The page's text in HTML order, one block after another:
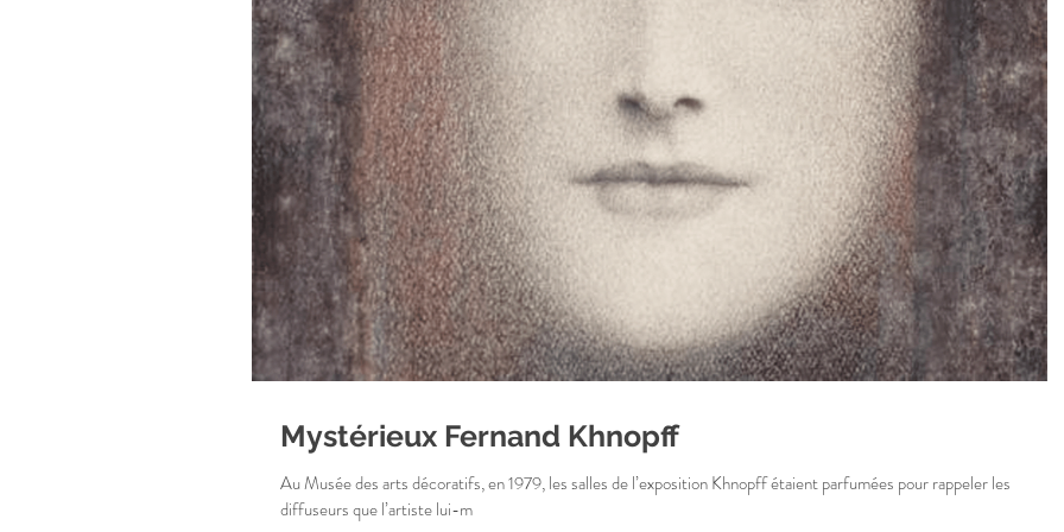
Mystérieux Fernand Khnopff
Au Musée des arts décoratifs, en 1979, les salles de l’exposition Khnopff étaient parfumées pour rappeler les
diffuseurs que l’artiste lui-m